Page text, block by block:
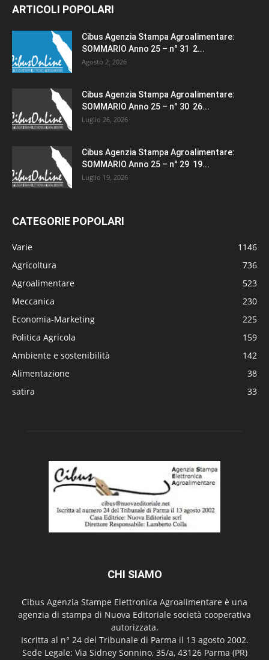
ARTICOLI POPOLARI
Cibus Agenzia Stampa Agroalimentare:
SOMMARIO Anno 25 – n° 31 2...
Agosto 2, 2026
Cibus Agenzia Stampa Agroalimentare:
SOMMARIO Anno 25 – n° 30 26...
Luglio 26, 2026
Cibus Agenzia Stampa Agroalimentare:
SOMMARIO Anno 25 – n° 29 19...
Luglio 19, 2026
CATEGORIE POPOLARI
Varie
1146
Agricoltura
736
Agroalimentare
523
Meccanica
230
Economia-Marketing
225
Politica Agricola
159
Ambiente e sostenibilità
142
Alimentazione
38
satira
33
CHI SIAMO
Cibus Agenzia Stampe Elettronica Agroalimentare è una
agenzia di stampa di Nuova Editoriale società cooperativa
autorizzata.
Iscritta al n° 24 del Tribunale di Parma il 13 agosto 2002.
Sede Legale: Via Sidney Sonnino, 35/a, 43126 Parma (PR)